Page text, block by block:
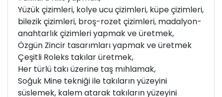
Yüzük çizimleri, kolye ucu çizimleri, küpe çizimleri,
bilezik çizimleri, broş-rozet çizimleri, madalyon-
anahtarlık çizimleri yapmak ve üretmek,
Özgün Zincir tasarımları yapmak ve üretmek
Çeşitli Roleks takılar üretmek,
Her türlü takı üzerine taş mıhlamak,
Soğuk Mine tekniği ile takıların yüzeyini
süslemek, kalem atarak takıların yüzeyini